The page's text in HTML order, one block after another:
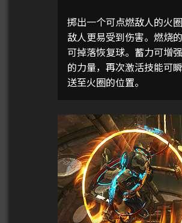
掷出一个可点燃敌人的火
敌人更易受到伤害。燃烧
可掉落恢复球。蓄力可增
的力量，再次激活技能可
送至火圈的位置。